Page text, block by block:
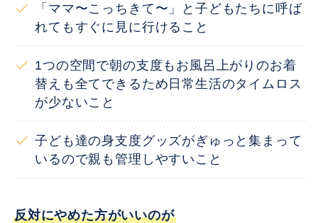
「ママ〜こっちきて〜」と子どもたちに呼ば
れてもすぐに見に行けること
1つの空間で朝の支度もお風呂上がりのお着
替えも全てできるため日常生活のタイムロス
が少ないこと
子ども達の身支度グッズがぎゅっと集まって
いるので親も管理しやすいこと
反対にやめた方がいいのが